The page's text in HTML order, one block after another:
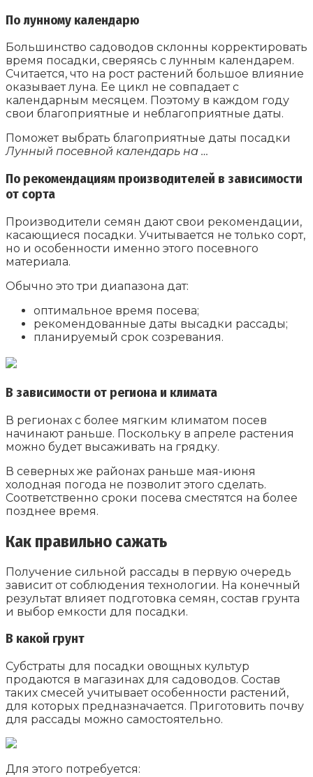
По лунному календарю
Большинство садоводов склонны корректировать
время посадки, сверяясь с лунным календарем.
Считается, что на рост растений большое влияние
оказывает луна. Ее цикл не совпадает с
календарным месяцем. Поэтому в каждом году
свои благоприятные и неблагоприятные даты.
Поможет выбрать благоприятные даты посадки
Лунный посевной календарь на …
По рекомендациям производителей в зависимости
от сорта
Производители семян дают свои рекомендации,
касающиеся посадки. Учитывается не только сорт,
но и особенности именно этого посевного
материала.
Обычно это три диапазона дат:
оптимальное время посева;
рекомендованные даты высадки рассады;
планируемый срок созревания.
В зависимости от региона и климата
В регионах с более мягким климатом посев
начинают раньше. Поскольку в апреле растения
можно будет высаживать на грядку.
В северных же районах раньше мая-июня
холодная погода не позволит этого сделать.
Соответственно сроки посева сместятся на более
позднее время.
Как правильно сажать
Получение сильной рассады в первую очередь
зависит от соблюдения технологии. На конечный
результат влияет подготовка семян, состав грунта
и выбор емкости для посадки.
В какой грунт
Субстраты для посадки овощных культур
продаются в магазинах для садоводов. Состав
таких смесей учитывает особенности растений,
для которых предназначается. Приготовить почву
для рассады можно самостоятельно.
Для этого потребуется: